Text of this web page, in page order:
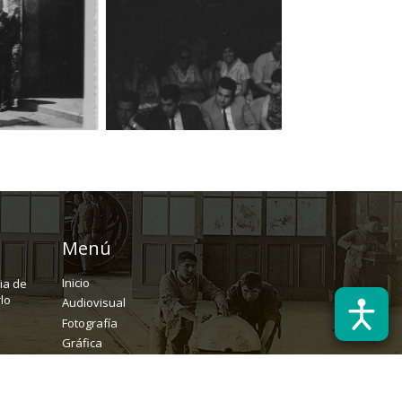
de
Menú
Inicio
Audiovisual
Fotografía
Gráfica